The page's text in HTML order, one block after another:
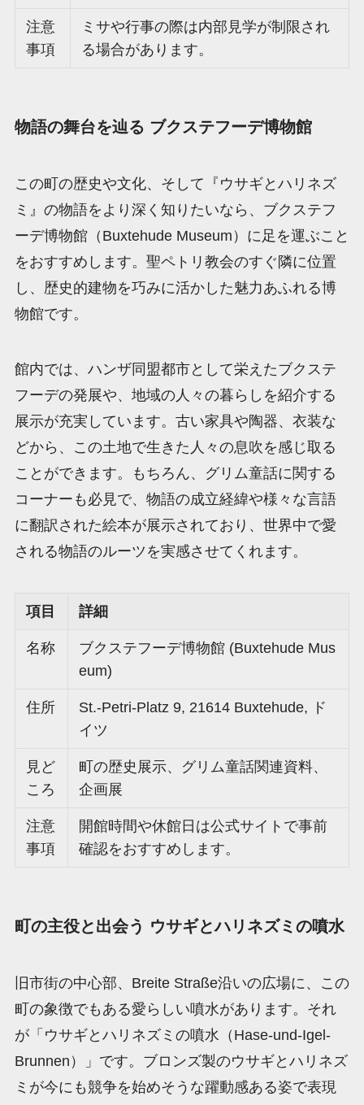
注意
事項
ミサや行事の際は内部見学が制限され
る場合があります。
物語の舞台を辿る ブクステフーデ博物館
この町の歴史や文化、そして『ウサギとハリネズ
ミ』の物語をより深く知りたいなら、ブクステフ
ーデ博物館（Buxtehude Museum）に足を運ぶこと
をおすすめします。聖ペトリ教会のすぐ隣に位置
し、歴史的建物を巧みに活かした魅力あふれる博
物館です。
館内では、ハンザ同盟都市として栄えたブクステ
フーデの発展や、地域の人々の暮らしを紹介する
展示が充実しています。古い家具や陶器、衣装な
どから、この土地で生きた人々の息吹を感じ取る
ことができます。もちろん、グリム童話に関する
コーナーも必見で、物語の成立経緯や様々な言語
に翻訳された絵本が展示されており、世界中で愛
される物語のルーツを実感させてくれます。
項目 詳細
名称
ブクステフーデ博物館 (Buxtehude Mus
eum)
住所
St.-Petri-Platz 9, 21614 Buxtehude, ド
イツ
見ど
ころ
町の歴史展示、グリム童話関連資料、
企画展
注意
事項
開館時間や休館日は公式サイトで事前
確認をおすすめします。
町の主役と出会う ウサギとハリネズミの噴水
旧市街の中心部、Breite Straße沿いの広場に、この
町の象徴でもある愛らしい噴水があります。それ
が「ウサギとハリネズミの噴水（Hase-und-Igel-
Brunnen）」です。ブロンズ製のウサギとハリネズ
ミが今にも競争を始めそうな躍動感ある姿で表現